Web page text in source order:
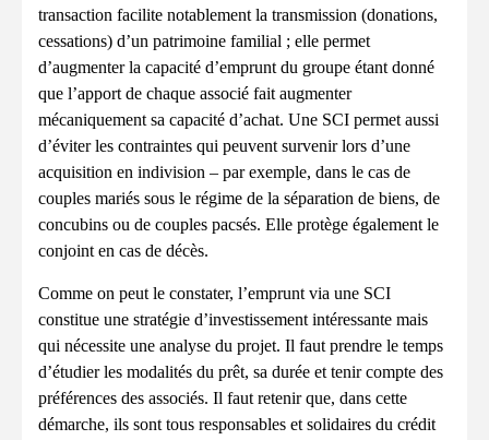
transaction facilite notablement la transmission (donations,
cessations) d’un patrimoine familial ; elle permet
d’augmenter la capacité d’emprunt du groupe étant donné
que l’apport de chaque associé fait augmenter
mécaniquement sa capacité d’achat. Une SCI permet aussi
d’éviter les contraintes qui peuvent survenir lors d’une
acquisition en indivision – par exemple, dans le cas de
couples mariés sous le régime de la séparation de biens, de
concubins ou de couples pacsés. Elle protège également le
conjoint en cas de décès.
Comme on peut le constater, l’emprunt via une SCI
constitue une stratégie d’investissement intéressante mais
qui nécessite une analyse du projet. Il faut prendre le temps
d’étudier les modalités du prêt, sa durée et tenir compte des
préférences des associés. Il faut retenir que, dans cette
démarche, ils sont tous responsables et solidaires du crédit